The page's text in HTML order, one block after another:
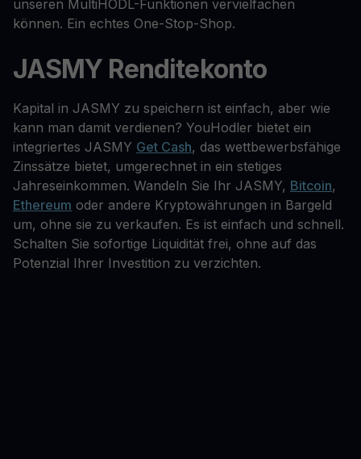
unseren MultiHODL-Funktionen vervielfachen
können. Ein echtes One-Stop-Shop.
JASMY Renditekonto
Kapital in JASMY zu speichern ist einfach, aber wie
kann man damit verdienen? YouHodler bietet ein
integriertes JASMY Get Cash, das wettbewerbsfähige
Zinssätze bietet, umgerechnet in ein stetiges
Jahreseinkommen. Wandeln Sie Ihr JASMY, Bitcoin,
Ethereum oder andere Kryptowährungen in Bargeld
um, ohne sie zu verkaufen. Es ist einfach und schnell.
Schalten Sie sofortige Liquidität frei, ohne auf das
Potenzial Ihrer Investition zu verzichten.